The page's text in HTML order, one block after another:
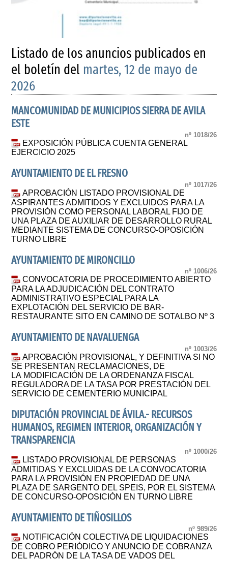
Listado de los anuncios publicados en
el boletín del martes, 12 de mayo de
2026
MANCOMUNIDAD DE MUNICIPIOS SIERRA DE AVILA
ESTE
nº 1018/26
EXPOSICIÓN PÚBLICA CUENTA GENERAL
EJERCICIO 2025
AYUNTAMIENTO DE EL FRESNO
nº 1017/26
APROBACIÓN LISTADO PROVISIONAL DE
ASPIRANTES ADMITIDOS Y EXCLUIDOS PARA LA
PROVISIÓN COMO PERSONAL LABORAL FIJO DE
UNA PLAZA DE AUXILIAR DE DESARROLLO RURAL
MEDIANTE SISTEMA DE CONCURSO-OPOSICIÓN
TURNO LIBRE
AYUNTAMIENTO DE MIRONCILLO
nº 1006/26
CONVOCATORIA DE PROCEDIMIENTO ABIERTO
PARA LA ADJUDICACIÓN DEL CONTRATO
ADMINISTRATIVO ESPECIAL PARA LA
EXPLOTACIÓN DEL SERVICIO DE BAR-
RESTAURANTE SITO EN CAMINO DE SOTALBO Nº 3
AYUNTAMIENTO DE NAVALUENGA
nº 1003/26
APROBACIÓN PROVISIONAL, Y DEFINITIVA SI NO
SE PRESENTAN RECLAMACIONES, DE
LA MODIFICACIÓN DE LA ORDENANZA FISCAL
REGULADORA DE LA TASA POR PRESTACIÓN DEL
SERVICIO DE CEMENTERIO MUNICIPAL
DIPUTACIÓN PROVINCIAL DE ÁVILA.- RECURSOS
HUMANOS, REGIMEN INTERIOR, ORGANIZACIÓN Y
TRANSPARENCIA
nº 1000/26
LISTADO PROVISIONAL DE PERSONAS
ADMITIDAS Y EXCLUIDAS DE LA CONVOCATORIA
PARA LA PROVISIÓN EN PROPIEDAD DE UNA
PLAZA DE SARGENTO DEL SPEIS, POR EL SISTEMA
DE CONCURSO-OPOSICIÓN EN TURNO LIBRE
AYUNTAMIENTO DE TIÑOSILLOS
nº 989/26
NOTIFICACIÓN COLECTIVA DE LIQUIDACIONES
DE COBRO PERIÓDICO Y ANUNCIO DE COBRANZA
DEL PADRÓN DE LA TASA DE VADOS DEL